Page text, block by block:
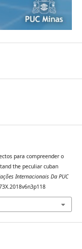
para compreender o
the peculiar cuban
Internacionais Da PUC